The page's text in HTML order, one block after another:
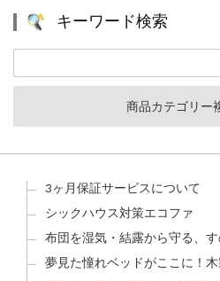
キーワード検索
商品カテゴリー
3ヶ月保証サービスについて
シックハウス対策エコファ
布団を湿気・結露から守る、
夢見た憧れベッドがここに！